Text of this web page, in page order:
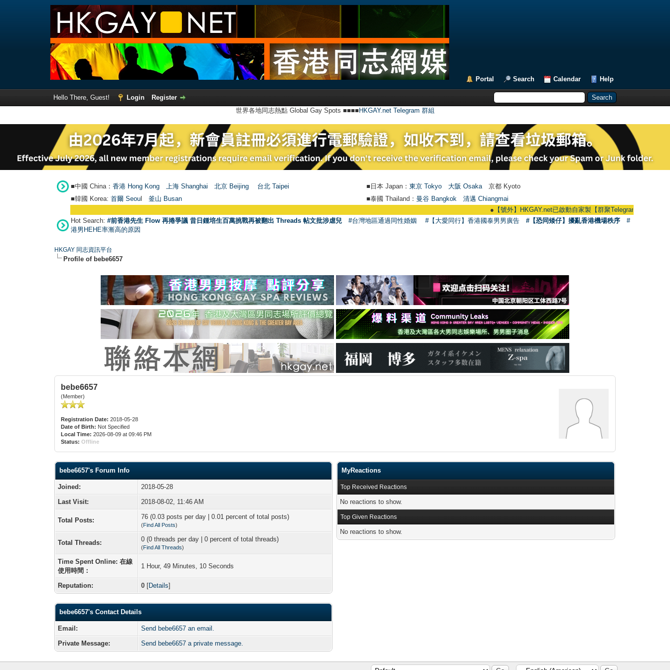
Portal Search Calendar Help
Hello There, Guest! Login
Register
世界各地同志熱點 Global Gay Spots ■■■■ HKGAY.net Telegram 群組
■中國 China： 香港 Hong Kong 上海 Shanghai 北京 Beijing 台北 Taipei ■日本 Japan： 東京 Tokyo 大阪 Osaka 京都 Kyoto
■韓國 Korea: 首爾 Seou 釜山 Busan ■泰國 Thailand： 曼谷 Bangkok
清邁 Chiangmai
【號外】HKGAY.net已啟動自家製【群聚Telegram群組】
Hot Search: #前香港先生 Flow 再捲爭議 昔日鍾培生百萬挑戰再被翻出 Threads 帖文批涉虐兒 #台灣地區通過同性婚姻 #【大愛同行】香港國泰男男廣告 #【恐同矮仔】擾亂香港機場秩序
#
港男HEHE率漸高的原因
HKGAY 同志資訊平台
Profile of bebe6657
bebe6657
(Member)
Registration Date: 2018-05-28
Date of Birth: Not Specified
Local Time: 2026-08-09 at 09:46 PM
Status: Offline
bebe6657's Forum Info
Joined:
2018-05-28
Last Visit:
2018-08-02, 11:46 AM
Total Posts: 76 (0.03 posts per day | 0.01 percent of total posts)
(Find All Posts)
Total Threads: 0 (0 threads per day | 0 percent of total threads)
(Find All Threads)
Time Spent Online: 在線
使用時間：
1 Hour, 49 Minutes, 10 Seconds
Reputation: 0 [Details]
bebe6657's Contact Details
Email:
Send bebe6657 an email.
Private Message:
Send bebe6657 a private message.
MyReactions
Top Received Reactions
No reactions to show.
Top Given Reactions
No reactions to show.